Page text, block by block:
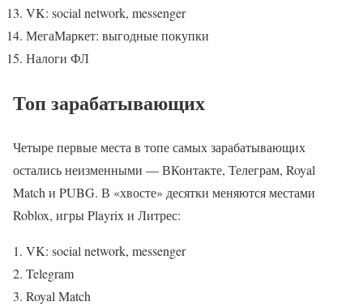
VK: social network, messenger
МегаМаркет: выгодные покупки
Налоги ФЛ
Топ зарабатывающих
Четыре первые места в топе самых зарабатывающих
остались неизменными — ВКонтакте, Телеграм, Royal
Match и PUBG. В «хвосте» десятки меняются местами
Roblox, игры Playrix и Литрес:
VK: social network, messenger
Telegram
Royal Match